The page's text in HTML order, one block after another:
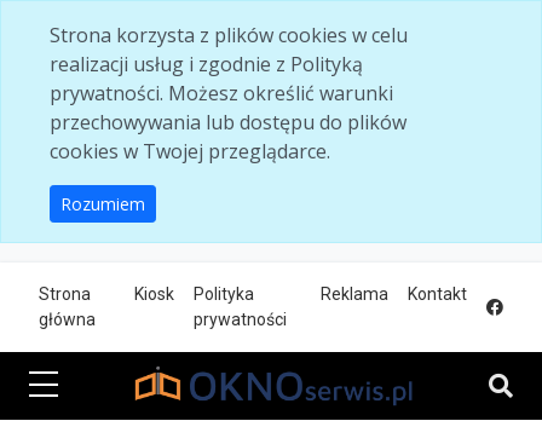
Strona korzysta z plików cookies w celu
realizacji usług i zgodnie z Polityką
prywatności. Możesz określić warunki
przechowywania lub dostępu do plików
cookies w Twojej przeglądarce.
Rozumiem
Strona
główna
Kiosk
Polityka
prywatności
Reklama Kontakt